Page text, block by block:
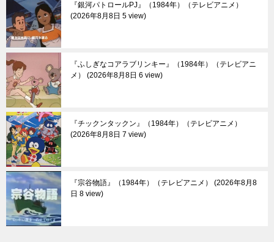
『銀河パトロールPJ』（1984年）（テレビアニメ）
2026年8月8日 5 view
『ふしぎなコアラブリンキー』（1984年）（テレビアニ
メ）
2026年8月8日 6 view
『チックンタックン』（1984年）（テレビアニメ）
2026年8月8日 7 view
『宗谷物語』（1984年）（テレビアニメ）
2026年8月8
日 8 view